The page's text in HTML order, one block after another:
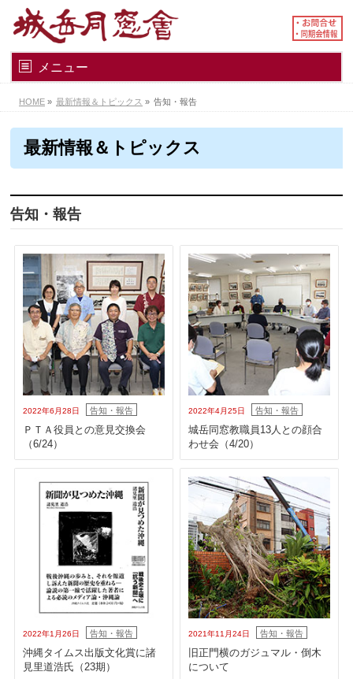
メニュー
HOME » 最新情報＆トピックス » 告知・報告
最新情報＆トピックス
告知・報告
2022年6月28日 告知・報告
ＰＴＡ役員との意見交換会
（6/24）
2022年4月25日 告知・報告
城岳同窓教職員13人との顔合
わせ会（4/20）
2022年1月26日 告知・報告
沖縄タイムス出版文化賞に諸
見里道浩氏（23期）
2021年11月24日 告知・報告
旧正門横のガジュマル・倒木
について